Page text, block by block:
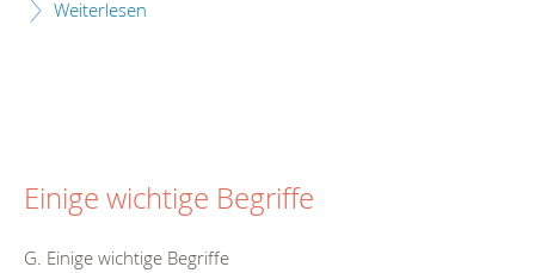
Weiterlesen
Einige wichtige Begriffe
G. Einige wichtige Begriffe